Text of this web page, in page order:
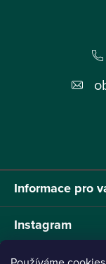
Informace pro
Instagram